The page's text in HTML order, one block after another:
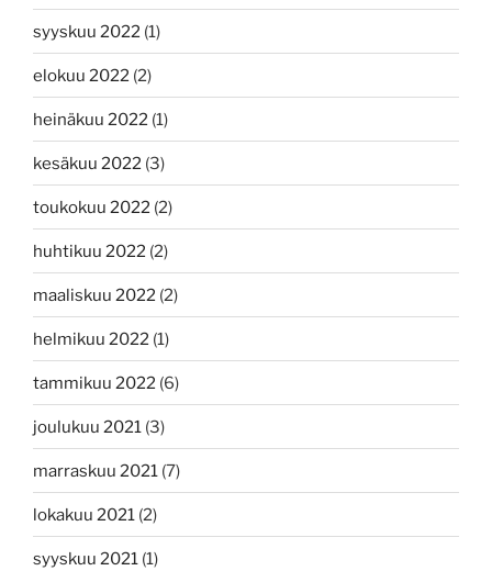
syyskuu 2022 (1)
elokuu 2022 (2)
heinäkuu 2022 (1)
kesäkuu 2022 (3)
toukokuu 2022 (2)
huhtikuu 2022 (2)
maaliskuu 2022 (2)
helmikuu 2022 (1)
tammikuu 2022 (6)
joulukuu 2021 (3)
marraskuu 2021 (7)
lokakuu 2021 (2)
syyskuu 2021 (1)